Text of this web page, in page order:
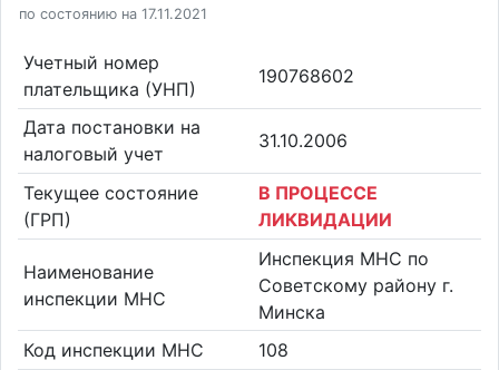
по состоянию на 17.11.2021
Учетный номер
плательщика (УНП)
190768602
Дата постановки на
налоговый учет
31.10.2006
Текущее состояние
(ГРП)
В ПРОЦЕССЕ
ЛИКВИДАЦИИ
Наименование
инспекции МНС
Инспекция МНС по
Советскому району г.
Минска
Код инспекции МНС
108